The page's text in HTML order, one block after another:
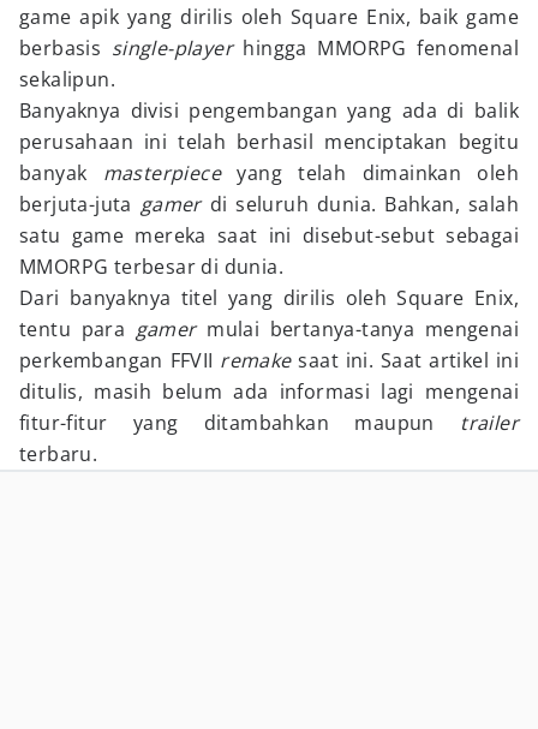
game apik yang dirilis oleh Square Enix, baik game
berbasis single-playerhingga MMORPG fenomenal
sekalipun.
Banyaknya divisi pengembangan yang ada di balik
perusahaan ini telah berhasil menciptakan begitu
banyak masterpieceyang telah dimainkan oleh
berjuta-juta gamerdi seluruh dunia. Bahkan, salah
satu game mereka saat ini disebut-sebut sebagai
MMORPG terbesar di dunia.
Dari banyaknya titel yang dirilis oleh Square Enix,
tentu para gamermulai bertanya-tanya mengenai
perkembangan FFVII remakesaat ini. Saat artikel ini
ditulis, masih belum ada informasi lagi mengenai
fitur-fitur yang ditambahkan maupun trailer
terbaru.